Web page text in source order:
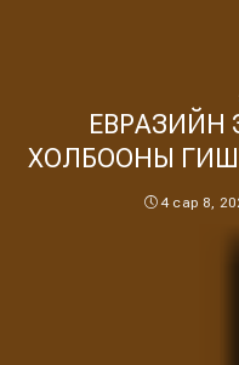
ЕВРАЗИЙН
ХОЛБООНЫ
4 сар 8,